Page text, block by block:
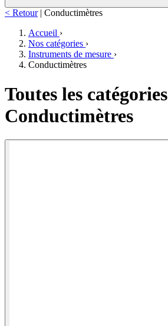
< Retour | Conductimètres
Accueil ›
Nos catégories ›
Instruments de mesure ›
Conductimètres
Toutes les catégories
Conductimètres